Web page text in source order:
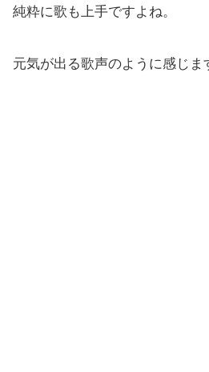
純粋に歌も上手ですよね。
元気が出る歌声のように感じま